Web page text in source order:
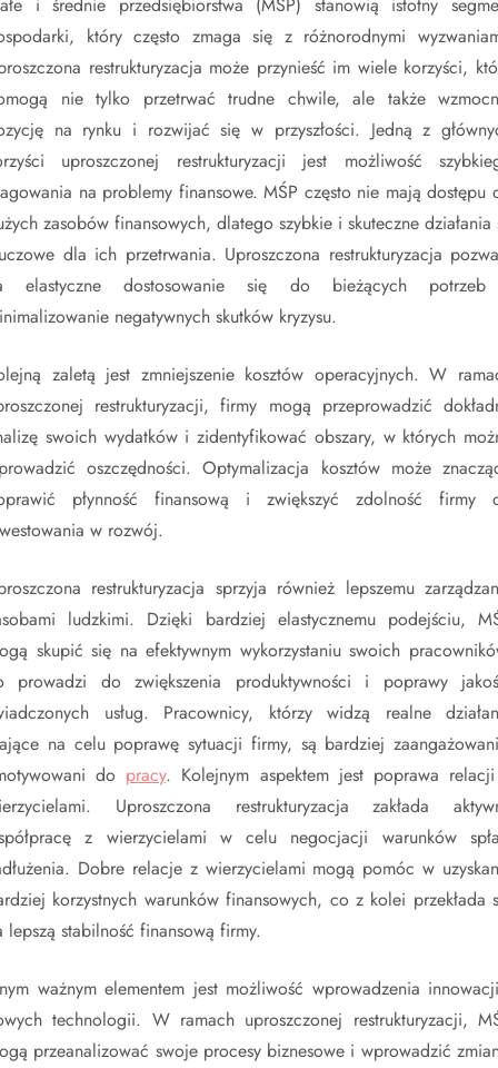
który często zmaga się z różnorodnymi
restrukturyzacja może przynieść im wiele korzyści,
nie tylko przetrwać trudne chwile, ale także
na rynku i rozwijać się w przyszłości. Jedną z
uproszczonej restrukturyzacji jest możliwość
na problemy finansowe. MŚP często nie mają dostępu
zasobów finansowych, dlatego szybkie i skuteczne działania
dla ich przetrwania. Uproszczona restrukturyzacja
elastyczne dostosowanie się do bieżących
negatywnych skutków kryzysu.
zaletą jest zmniejszenie kosztów operacyjnych. W
restrukturyzacji, firmy mogą przeprowadzić
swoich wydatków i zidentyfikować obszary, w których
oszczędności. Optymalizacja kosztów może
płynność finansową i zwiększyć zdolność firmy
w rozwój.
restrukturyzacja sprzyja również lepszemu
ludzkimi. Dzięki bardziej elastycznemu podejściu,
skupić się na efektywnym wykorzystaniu swoich
prowadzi do zwiększenia produktywności i poprawy
usług. Pracownicy, którzy widzą realne
na celu poprawę sytuacji firmy, są bardziej
do pracy. Kolejnym aspektem jest poprawa
Uproszczona restrukturyzacja zakłada
z wierzycielami w celu negocjacji warunków
Dobre relacje z wierzycielami mogą pomóc w
korzystnych warunków finansowych, co z kolei przekłada
lepszą stabilność finansową firmy.
ważnym elementem jest możliwość wprowadzenia
technologii. W ramach uproszczonej restrukturyzacji,
przeanalizować swoje procesy biznesowe i wprowadzić